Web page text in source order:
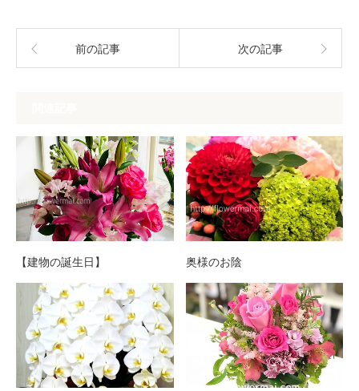
前の記事 次の記事
【建物の誕生日】 奥様のお陰